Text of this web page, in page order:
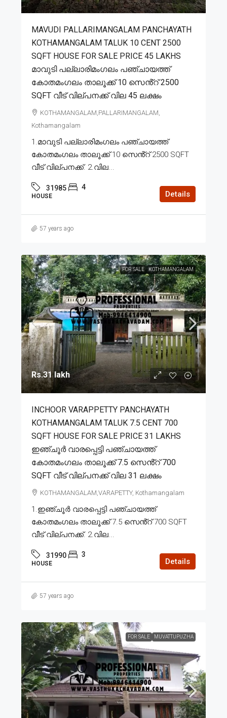
MAVUDI PALLARIMANGALAM PANCHAYATH
KOTHAMANGALAM TALUK 10 CENT 2500
SQFT HOUSE FOR SALE PRICE 45 LAKHS
മാവുടി പല്ലാരിമംഗലം പഞ്ചായത്ത്
കോതമംഗലം താലൂക്ക് 10 സെൻ്റ് 2500
SQFT വീട് വില്പനക്ക് വില 45 ലക്ഷം
KOTHAMANGALAM,PALLARIMANGALAM,
Kothamangalam
1.മാവുടി പല്ലാരിമംഗലം പഞ്ചായത്ത്
കോതമംഗലം താലൂക്ക് 10 സെൻ്റ് 2500 SQFT
വീട് വില്പനക്ക്. 2.വില...
31985 4
HOUSE Details
57 years ago
FOR SALE KOTHAMANGALAM
Rs.31 lakh
INCHOOR VARAPPETTY PANCHAYATH
KOTHAMANGALAM TALUK 7.5 CENT 700
SQFT HOUSE FOR SALE PRICE 31 LAKHS
ഇഞ്ചൂർ വാരപ്പെട്ടി പഞ്ചായത്ത്
കോതമംഗലം താലൂക്ക് 7.5 സെൻ്റ് 700
SQFT വീട് വില്പനക്ക് വില 31 ലക്ഷം
KOTHAMANGALAM,VARAPETTY, Kothamangalam
1.ഇഞ്ചൂർ വാരപ്പെട്ടി പഞ്ചായത്ത്
കോതമംഗലം താലൂക്ക് 7.5 സെൻ്റ് 700 SQFT
വീട് വില്പനക്ക്. 2.വില...
31990 3
HOUSE Details
57 years ago
FOR SALE MUVATTUPUZHA